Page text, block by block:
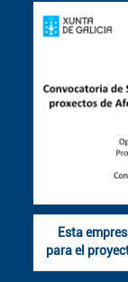
Esta
para el